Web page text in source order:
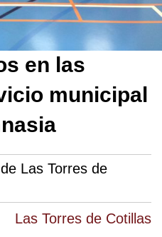
Las Torres de Cotillas
en las
municipal
Las Torres de